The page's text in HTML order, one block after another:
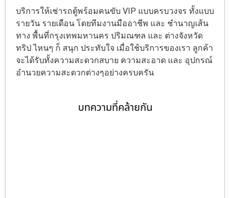
บริการให้เช่ารถตู้พร้อมคนขับ VIP แบบครบวงจร ทั้งแบบ
รายวัน รายเดือน โดยทีมงานมืออาชีพ และ ชำนาญเส้น
ทาง พื้นที่กรุงเทพมหานคร ปริมณฑล และ ต่างจังหวัด
ทริป ไหนๆ ก็ สนุก ประทับใจ เมื่อใช้บริการของเรา ลูกค้า
จะได้รับทั้งความสะดวกสบาย ความสะอาด และ อุปกรณ์
อำนวยความสะดวกต่างๆอย่างครบครัน
บทความที่คล้ายกัน